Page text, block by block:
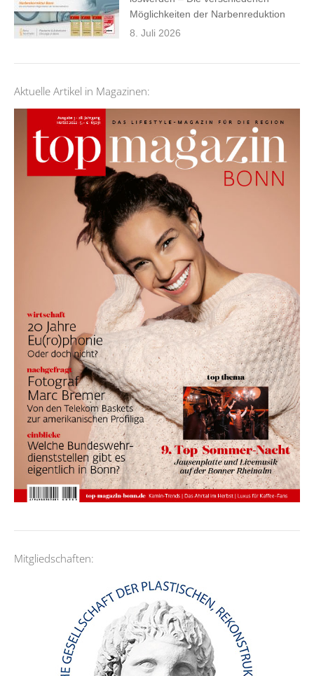
Möglichkeiten der Narbenreduktion
8. Juli 2026
Aktuelle Artikel in Magazinen:
Mitgliedschaften: